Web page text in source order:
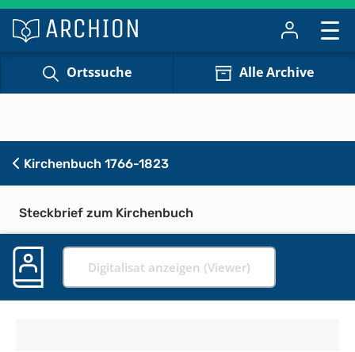
Ortssuche Alle Archive
Kirchenbuch 1766-1823
Steckbrief zum Kirchenbuch
Digitalisat anzeigen (Viewer)